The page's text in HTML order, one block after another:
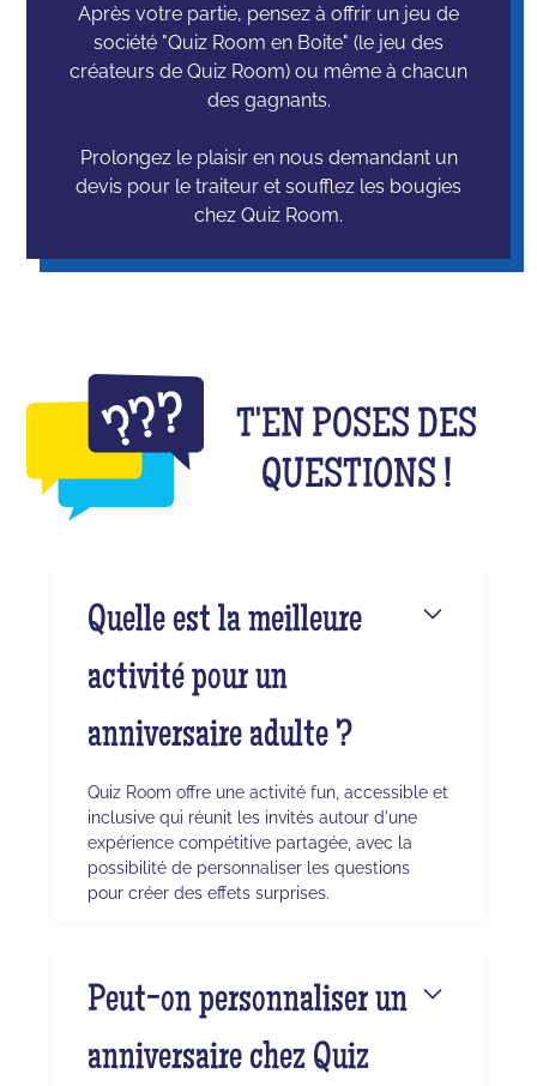
Après votre partie, pensez à offrir un jeu de
société "Quiz Room en Boite" (le jeu des
créateurs de Quiz Room) ou même à chacun
des gagnants.
Prolongez le plaisir en nous demandant un
devis pour le traiteur et soufflez les bougies
chez Quiz Room.
T'EN POSES DES
QUESTIONS !
Quelle est la meilleure
activité pour un
anniversaire adulte ?
Quiz Room offre une activité fun, accessible et
inclusive qui réunit les invités autour d'une
expérience compétitive partagée, avec la
possibilité de personnaliser les questions
pour créer des effets surprises.
Peut-on personnaliser un
anniversaire chez Quiz